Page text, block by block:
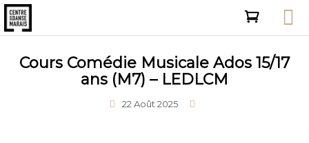
Cours Comédie Musicale Ados 15/17
ans (M7) – LEDLCM
22 Août 2025